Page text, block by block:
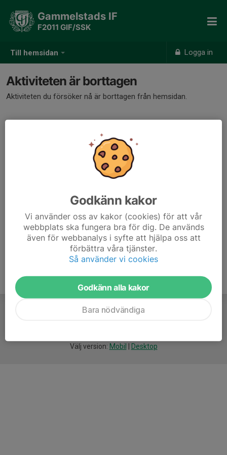
Till hemsidan Logga in
Gammelstads IF
F2011 GIF/SSK
Aktiviteten är borttagen
Aktiviteten du försöker nå är borttagen från hemsidan.
Välj version: Mobil Desktop
Godkänn kakor
Vi använder oss av kakor (cookies) för att vår
webbplats ska fungera bra för dig. De används
även för webbanalys i syfte att hjälpa oss att
förbättra våra tjänster.
Så använder vi cookies
Godkänn alla kakor
Bara nödvändiga